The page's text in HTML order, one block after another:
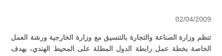
02/04/2009
تنظم وزارة الصناعة والتجارة بالتنسيق مع وزارة الخارجية ورشة العمل
الخاصة بخطة عمل رابطة الدول المطلة على المحيط الهندي، بهدف